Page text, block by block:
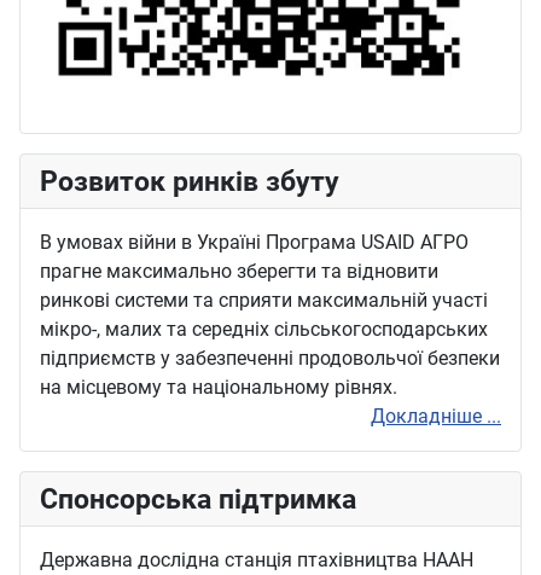
Розвиток ринків збуту
В умовах війни в Україні Програма USAID АГРО
прагне максимально зберегти та відновити
ринкові системи та сприяти максимальній участі
мікро-, малих та середніх сільськогосподарських
підприємств у забезпеченні продовольчої безпеки
на місцевому та національному рівнях.
Докладніше ...
Спонсорська підтримка
Державна дослідна станція птахівництва НААН